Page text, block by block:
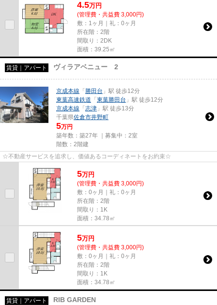
4.5万円
(管理費・共益費 3,000円)
敷：1ヶ月｜礼：0ヶ月
所在階：2階
間取り：2DK
面積：39.25㎡
賃貸｜アパート ヴィラアベニュー 2
京成本線 「 勝田台 」駅 徒歩12分
東葉高速鉄道 「 東葉勝田台 」駅 徒歩12分
京成本線 「 志津 」駅 徒歩13分
千葉県佐倉市井野町
5万円
築年数：築27年 ｜募集中： 2室
階数：2階建
☆不動産サービスを追求し、価値あるコーディネートをお約束☆
5万円
(管理費・共益費 3,000円)
敷：0ヶ月｜礼：0ヶ月
所在階：2階
間取り：1K
面積：34.78㎡
5万円
(管理費・共益費 3,000円)
敷：0ヶ月｜礼：0ヶ月
所在階：2階
間取り：1K
面積：34.78㎡
賃貸｜アパート RIB GARDEN